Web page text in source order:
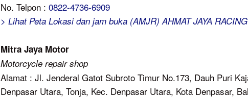
No. Telpon : 0822-4736-6909
> Lihat Peta Lokasi dan jam buka (AMJR) AHMAT JAYA RACING
Mitra Jaya Motor
Motorcycle repair shop
Alamat : Jl. Jenderal Gatot Subroto Timur No.173, Dauh Puri
Denpasar Utara, Tonja, Kec. Denpasar Utara, Kota Denpasar,